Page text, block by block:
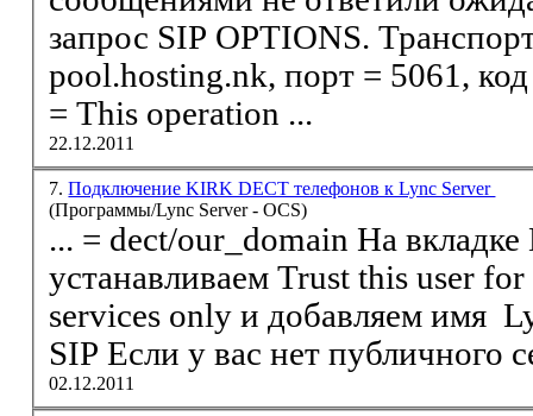
запрос SIP OPTIONS. Транспорт = TLS, адрес = ls-
pool.hosting.nk, порт = 5061,
= This operation ...
22.12.2011
7.Подключение KIRK DECT телефонов к Lync Server
(Программы/Lync Server - OCS)
... = dect/our_domain На вкладке Delegation,
устанавливаем Trust this user for delegation to specified
services only и добавляем имя
SIP Если у вас нет публичного
02.12.2011